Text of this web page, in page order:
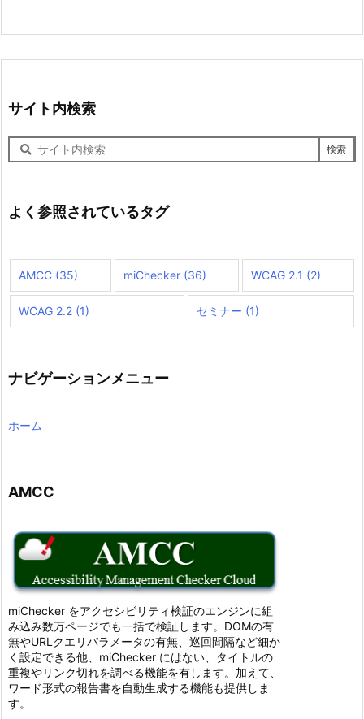
サイト内検索
サ
イ
検
索
よく参照されているタグ
AMCC (35) miChecker(36) WCAG 2.1 (2)
WCAG 2.2 (1) セミナー (1)
ナビゲーションメニュー
ホーム
AMCC
miChecker をアクセシビリティ検証のエンジンに組
み込み数万ページでも一括で検証します。DOMの有
無やURLクエリパラメータの有無、巡回間隔など細か
く設定できる他、miChecker にはない、タイトルの
重複やリンク切れを調べる機能を有します。加えて、
ワード形式の報告書を自動生成する機能も提供しま
す。